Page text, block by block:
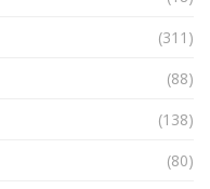
(311)
(88)
(138)
(80)